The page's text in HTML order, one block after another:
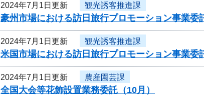
2024年7月1日更新 観光誘客推進課
豪州市場における訪日旅行プロモーション事業委
2024年7月1日更新 観光誘客推進課
米国市場における訪日旅行プロモーション事業委
2024年7月1日更新 農産園芸課
全国大会等花飾設置業務委託（10月）